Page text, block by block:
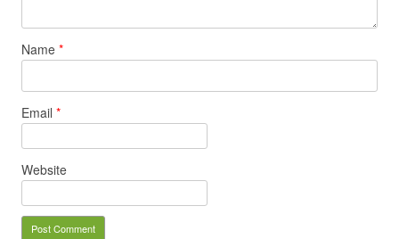
Name *
Email *
Website